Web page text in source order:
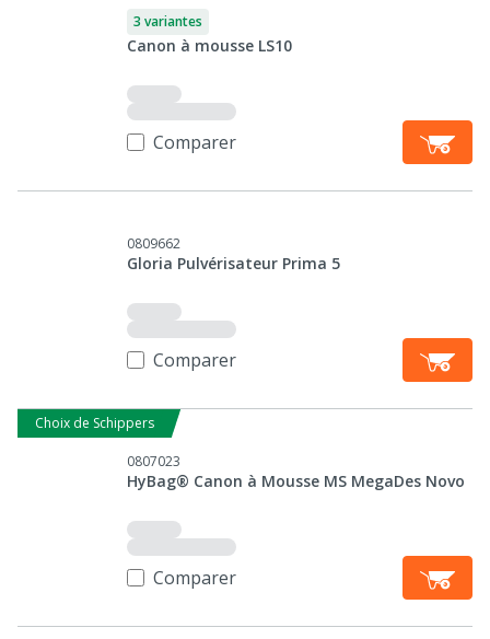
3 variantes
Canon à mousse LS10
Comparer
0809662
Gloria Pulvérisateur Prima 5
Comparer
Choix de Schippers
0807023
HyBag® Canon à Mousse MS MegaDes Novo
Comparer